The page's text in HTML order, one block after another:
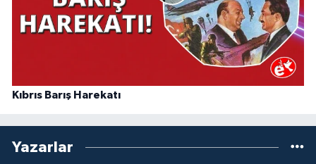
Kıbrıs Barış Harekatı
Yazarlar